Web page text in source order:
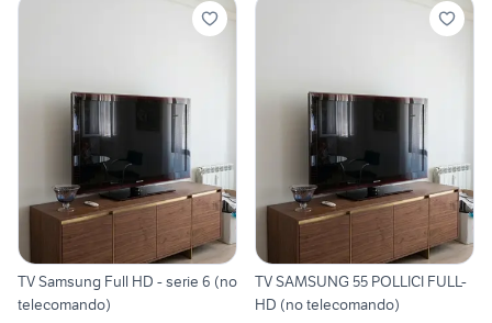
TV Samsung Full HD - serie 6 (no
telecomando)
TV SAMSUNG 55 POLLICI FULL-
HD (no telecomando)